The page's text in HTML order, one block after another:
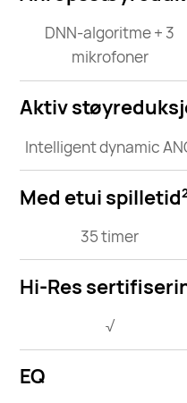
DNN-algoritme + 3
mikrofoner
Aktiv
Intelligent dynamic
Med etui spilletid
35 timer
Hi-Res
√
EQ